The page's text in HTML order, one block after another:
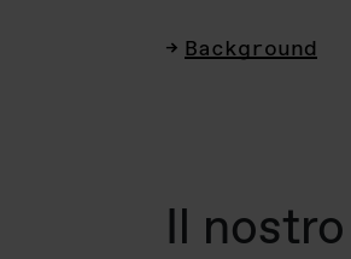
Background
Il nostro